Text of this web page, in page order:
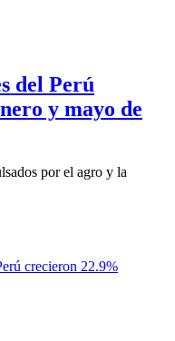
del Perú
y mayo de
por el agro y la